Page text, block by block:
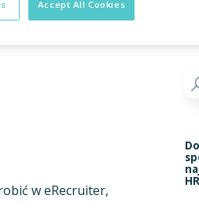
w eRecruiter
Accept All Cookies